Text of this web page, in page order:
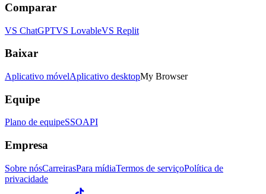
Comparar
VS ChatGPTVS LovableVS Replit
Baixar
Aplicativo móvelAplicativo desktopMy Browser
Equipe
Plano de equipeSSOAPI
Empresa
Sobre nósCarreirasPara mídiaTermos de serviçoPolítica de
privacidade